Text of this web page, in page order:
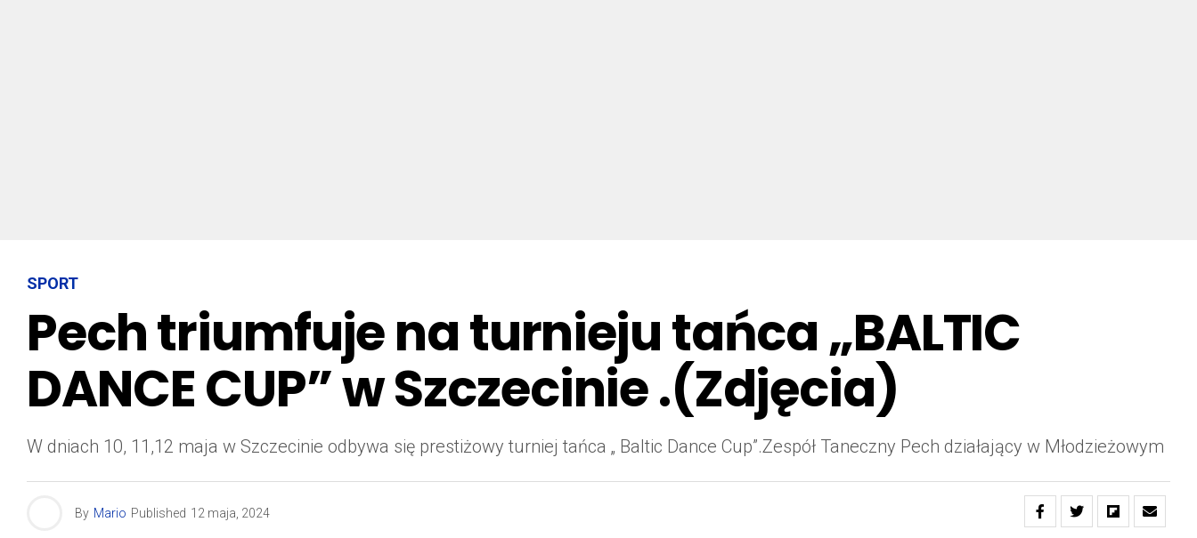
SPORT
Pech triumfuje na turnieju tańca „BALTIC
DANCE CUP” w Szczecinie .(Zdjęcia)
W dniach 10, 11,12 maja w Szczecinie odbywa się prestiżowy turniej tańca „ Baltic Dance Cup”.Zespół Taneczny Pech działający w Młodzieżowym
By Mario Published 12 maja, 2024